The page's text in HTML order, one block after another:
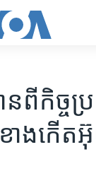
កិច្ចប្
ង​កើត​អ៊ុ